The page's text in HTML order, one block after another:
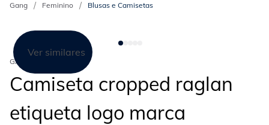
Feminino Blusas e Camisetas
Ver similares
GANG
Camiseta cropped raglan
etiqueta logo marca